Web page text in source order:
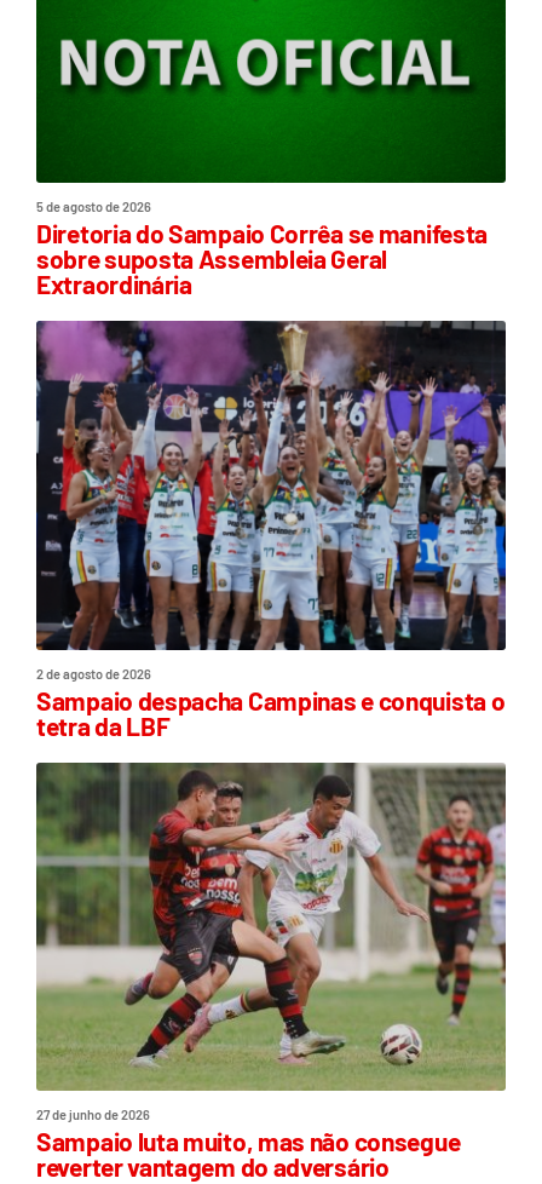
5 de agosto de 2026
Diretoria do Sampaio Corrêa se manifesta
sobre suposta Assembleia Geral
Extraordinária
2 de agosto de 2026
Sampaio despacha Campinas e conquista o
tetra da LBF
27 de junho de 2026
Sampaio luta muito, mas não consegue
reverter vantagem do adversário